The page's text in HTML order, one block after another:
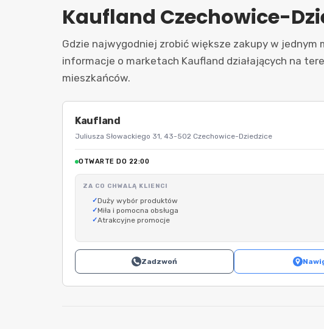
Kaufland Czechowice-
Gdzie najwygodniej zrobić większe zakupy w jednym
informacje o marketach Kaufland działających na
mieszkańców.
Kaufland
Juliusza Słowackiego 31, 43-502 Czechowice-Dziedzice
OTWARTE DO 22:00
ZA CO CHWALĄ KLIENCI
Duży wybór produktów
Miła i pomocna obsługa
Atrakcyjne promocje
Zadzwoń